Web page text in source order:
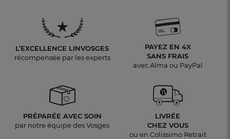
L’EXCELLENCE LINVOSGES
récompensée par les experts
PAYEZ EN 4X
SANS FRAIS
avec Alma ou PayPal
PRÉPARÉE AVEC SOIN
par notre équipe des Vosges
LIVRÉE
CHEZ VOUS
ou en Colissimo Retrait